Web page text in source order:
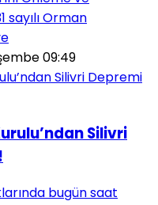
sayılı Orman
09:49
Silivri
bugün saat